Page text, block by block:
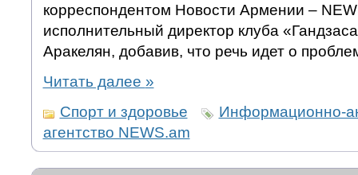
корреспондентом Новости Армении –
исполнительный директор клуба
Аракелян, добавив, что речь идет о
Читать далее »
Спорт и здоровье
Информационно-
агентство NEWS.am